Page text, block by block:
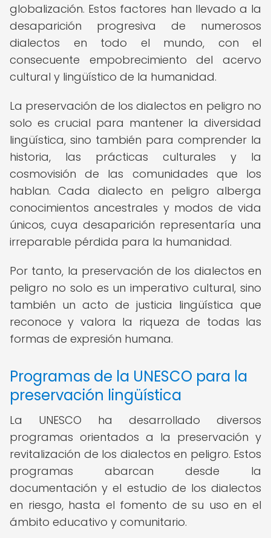
globalización. Estos factores han llevado a la
desaparición progresiva de numerosos
dialectos en todo el mundo, con el
consecuente empobrecimiento del acervo
cultural y lingüístico de la humanidad.
La preservación de los dialectos en peligro no
solo es crucial para mantener la diversidad
lingüística, sino también para comprender la
historia, las prácticas culturales y la
cosmovisión de las comunidades que los
hablan. Cada dialecto en peligro alberga
conocimientos ancestrales y modos de vida
únicos, cuya desaparición representaría una
irreparable pérdida para la humanidad.
Por tanto, la preservación de los dialectos en
peligro no solo es un imperativo cultural, sino
también un acto de justicia lingüística que
reconoce y valora la riqueza de todas las
formas de expresión humana.
Programas de la UNESCO para la
preservación lingüística
La UNESCO ha desarrollado diversos
programas orientados a la preservación y
revitalización de los dialectos en peligro. Estos
programas abarcan desde la
documentación y el estudio de los dialectos
en riesgo, hasta el fomento de su uso en el
ámbito educativo y comunitario.